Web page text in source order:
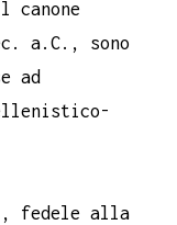
canone
a.C., sono
ad
fedele alla